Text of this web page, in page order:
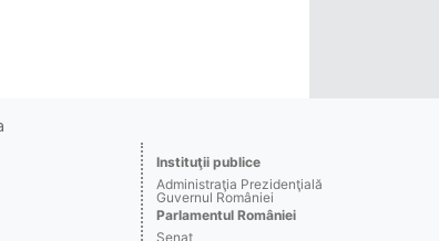
Instituţii publice
Administraţia Prezidenţială
Guvernul României
Parlamentul României
Senat